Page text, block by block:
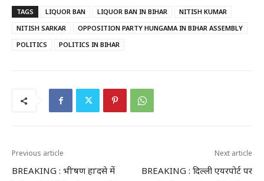
TAGS LIQUOR BAN LIQUOR BAN IN BIHAR
NITISH KUMAR
NITISH SARKAR
OPPOSITION PARTY HUNGAMA IN BIHAR ASSEMBLY
POLITICS
POLITICS IN BIHAR
Previous article
BREAKING : भी’षण हा’दसे में
Next article
BREAKING : दिल्ली एयरपोर्ट पर